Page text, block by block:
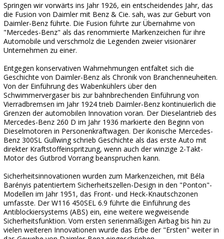
Springen wir vorwärts ins Jahr 1926, ein entscheidendes Jahr, das
die Fusion von Daimler mit Benz & Cie. sah, was zur Geburt von
Daimler-Benz führte. Die Fusion führte zur Übernahme von
"Mercedes-Benz" als das renommierte Markenzeichen für ihre
Automobile und verschmolz die Legenden zweier visionärer
Unternehmen zu einer.
Entgegen konservativen Wahrnehmungen entfaltet sich die
Geschichte von Daimler-Benz als Chronik von Branchenneuheiten.
Von der Einführung des Wabenkühlers über den
Schwimmervergaser bis zur bahnbrechenden Einführung von
Vierradbremsen im Jahr 1924 trieb Daimler-Benz kontinuierlich die
Grenzen der automobilen Innovation voran. Der Dieselantrieb des
Mercedes-Benz 260 D im Jahr 1936 markierte den Beginn von
Dieselmotoren in Personenkraftwagen. Der ikonische Mercedes-
Benz 300SL Gullwing schrieb Geschichte als das erste Auto mit
direkter Kraftstoffeinspritzung, wenn auch der winzige 2-Takt-
Motor des Gutbrod Vorrang beanspruchen kann.
Sicherheitsinnovationen wurden zum Markenzeichen, mit Béla
Barényis patentiertem Sicherheitszellen-Design in den "Ponton"-
Modellen im Jahr 1951, das Front- und Heck-Knautschzonen
umfasste. Der W116 450SEL 6.9 führte die Einführung des
Antiblockiersystems (ABS) ein, eine weitere wegweisende
Sicherheitsfunktion. Vom ersten serienmäßigen Airbag bis hin zu
vielen weiteren Innovationen wurde das Erbe der "Ersten" weiter in